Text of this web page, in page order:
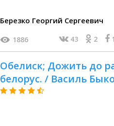
Березко Георгий Сергеевич
1886 43 2
Обелиск; Дожить до
белорус. / Василь